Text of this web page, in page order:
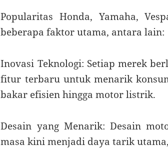
Popularitas Honda, Yamaha,
beberapa faktor utama, antara lain:
Inovasi Teknologi: Setiap merek
fitur terbaru untuk menarik
bakar efisien hingga motor listrik.
Desain yang Menarik: Desain
masa kini menjadi daya tarik